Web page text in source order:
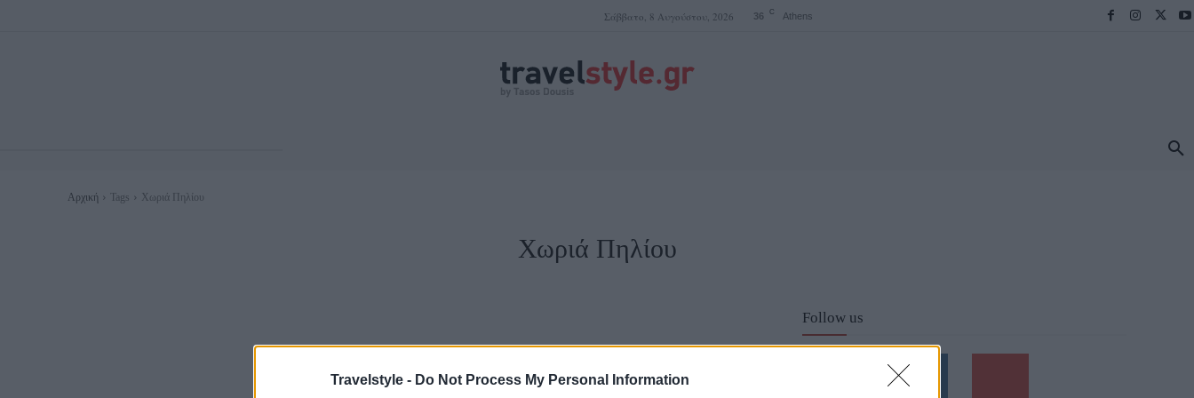
Travelstyle - Do Not Process My Personal Information
Σάββατο, 8 Αυγούστου, 2026 36 C Athens
Αρχική Tags Χωριά Πηλίου
Χωριά Πηλίου
Follow us